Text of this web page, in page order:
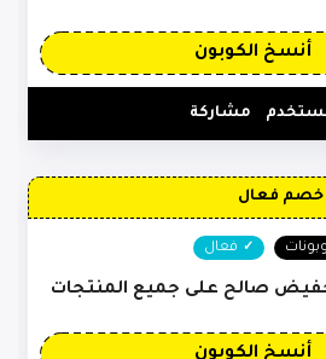
أنسخ الكوبون
مشاركة
خصم فعال
فعال
أنسخ الكوبون